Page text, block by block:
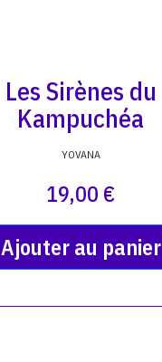
Les Sirènes du
Kampuchéa
YOVANA
19,00 €
Ajouter au panier